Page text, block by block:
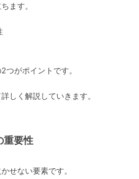
ます。
つがポイントです。
しく解説していきます。
重要性
せない要素です。